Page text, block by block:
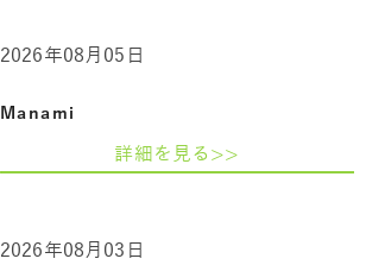
Manami
2026年08月05日
詳細を見る>>
2026年08月03日